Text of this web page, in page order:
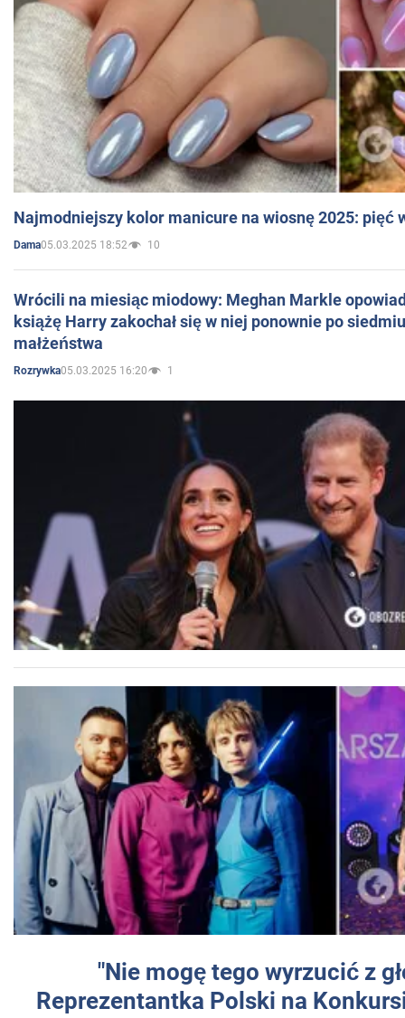
Najmodniejszy kolor manicure na wiosnę 2025: pięć
Dama05.03.2025 18:52 10
Wrócili na miesiąc miodowy: Meghan Markle
książę Harry zakochał się w niej ponownie po
małżeństwa
Rozrywka05.03.2025 16:20 1
"Nie mogę tego wyrzucić z
Reprezentantka Polski na